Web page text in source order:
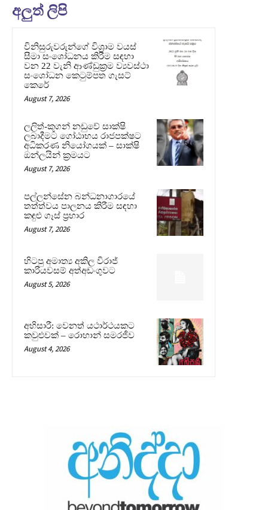
අලුත් ලිපි
විනිසුරුවරුන්ගේ විශ්‍රාම වයස්
සීමා සංශෝධනය කිරීම සඳහා
වන 22 වැනි ආණ්ඩුක්‍රම ව්‍යවස්ථා
සංශෝධන කෙටුම්පත ගැසට්
කෙරේ
August 7, 2026
ලලිත්-කූගන් නඩුවේ සාක්ෂි
ලබාදීමට ගෝඨාභය රාජපක්ෂට
අධිකරණ නියෝගයක් – සාක්ෂි
ඔන්ලයින් ක්‍රමයට
August 7, 2026
පල්ලන්සේන බන්ධනාගාරයේ
තත්ත්වය පාලනය කිරීම සඳහා
කඳුළු ගෑස් ප්‍රහාර
August 7, 2026
හිටපු අමාත්‍ය අකිල විරාජ්
කාරියවසම් අත්අඩංගුවට
August 5, 2026
අභිසාරී: වෙනත් යථාර්ථයකට
කවුළුවක් – රොහාන් සමරජීව
August 4, 2026